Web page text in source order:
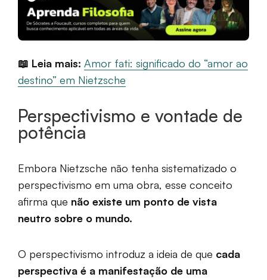
📖 Leia mais: Amor fati: significado do “amor ao
destino” em Nietzsche
Perspectivismo e vontade de
potência
Embora Nietzsche não tenha sistematizado o
perspectivismo em uma obra, esse conceito
afirma que não existe um ponto de vista
neutro sobre o mundo.
O perspectivismo introduz a ideia de que cada
perspectiva é a manifestação de uma